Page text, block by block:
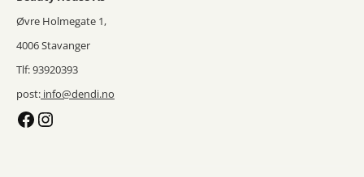
Øvre Holmegate 1,
4006 Stavanger
Tlf: 93920393
post: info@dendi.no
Facebook
Instagram